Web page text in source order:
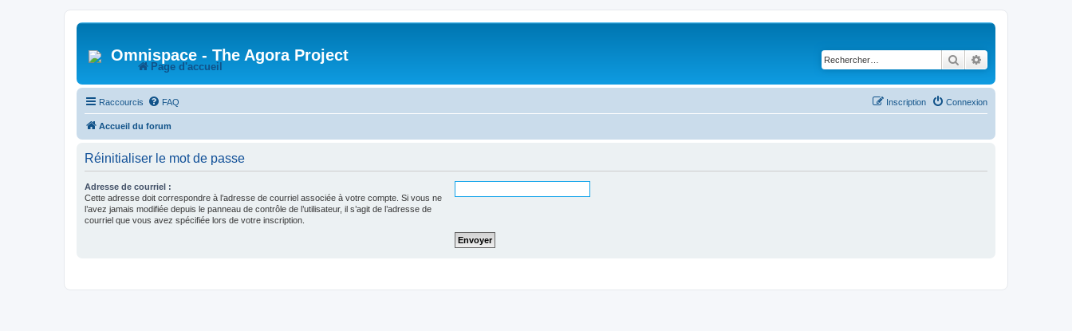
Omnispace - The Agora Project
Page d'accueil
Rechercher
Raccourcis FAQ Connexion
Inscription
Accueil du forum
Réinitialiser le mot de passe
Adresse de courriel :
Cette adresse doit correspondre à l’adresse de courriel associée à votre compte. Si vous ne
l’avez jamais modifiée depuis le panneau de contrôle de l’utilisateur, il s’agit de l’adresse de
courriel que vous avez spécifiée lors de votre inscription.